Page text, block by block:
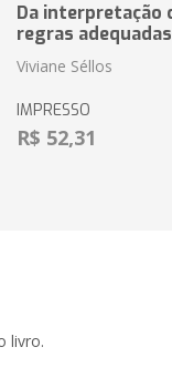
Da interpretação
regras
Viviane Séllos
IMPRESSO
R$ 52,31
livro.